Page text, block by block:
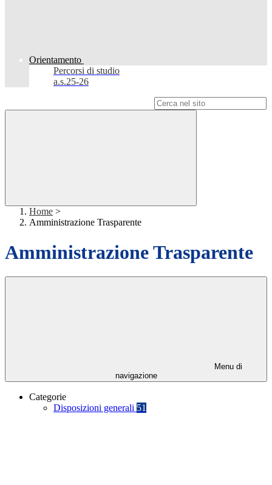
Orientamento
Percorsi di studio
a.s.25-26
Home >
Amministrazione Trasparente
Amministrazione Trasparente
Menu di
navigazione
Categorie
Disposizioni generali 51